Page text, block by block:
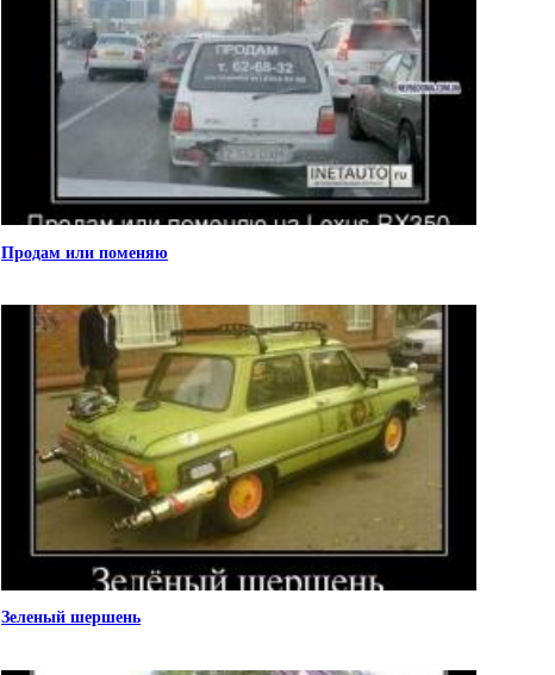
Продам или поменяю
Зеленый шершень